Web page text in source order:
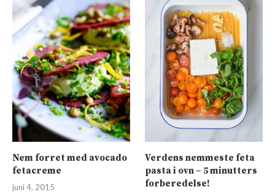
Nem forret med avocado
fetacreme
juni 4, 2015
Verdens nemmeste feta
pasta i ovn – 5 minutters
forberedelse!